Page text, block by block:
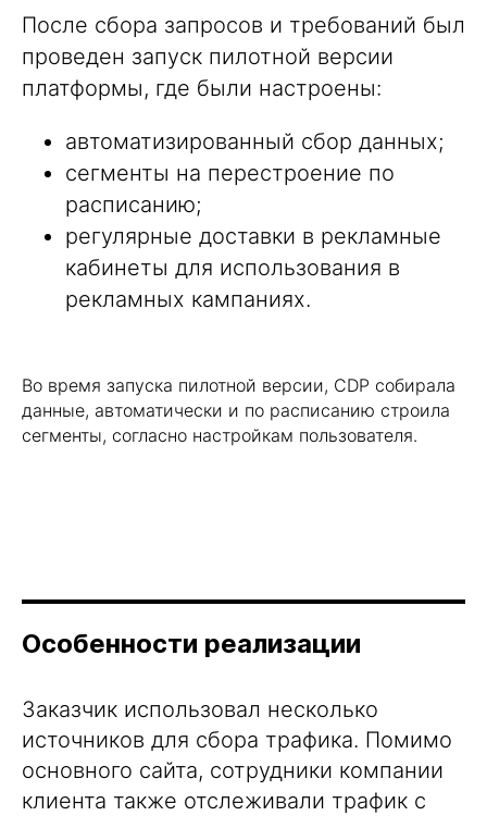
После сбора запросов и требований был
проведен запуск пилотной версии
платформы, где были настроены:
автоматизированный сбор данных;
сегменты на перестроение по
расписанию;
регулярные доставки в рекламные
кабинеты для использования в
рекламных кампаниях.
Во время запуска пилотной версии, CDP собирала
данные, автоматически и по расписанию строила
сегменты, согласно настройкам пользователя.
Особенности реализации
Заказчик использовал несколько
источников для сбора трафика. Помимо
основного сайта, сотрудники компании
клиента также отслеживали трафик с